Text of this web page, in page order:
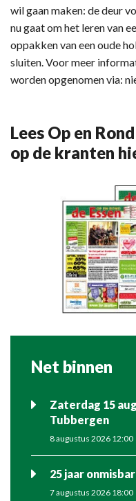
wil gaan maken: de deur
nu gaat om het leren van
oppakken van een oude
sluiten. Voor meer
worden opgenomen via:
Lees Op en
op de kranten
Net binnen
Zaterdag 15
Tubbergen
8 augustus 2026 12:00
25 jaar
7 augustus 2026 18:00